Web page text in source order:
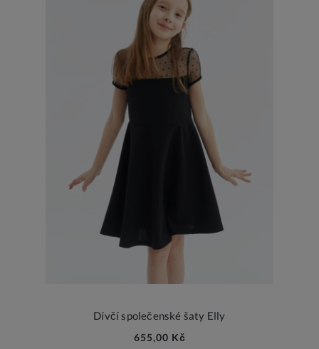
Dívčí společenské šaty Elly
655,00 Kč